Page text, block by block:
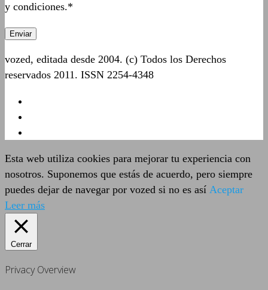
y condiciones.*
vozed, editada desde 2004. (c) Todos los Derechos
reservados 2011. ISSN 2254-4348
Esta web utiliza cookies para mejorar tu experiencia con
nosotros. Suponemos que estás de acuerdo, pero siempre
puedes dejar de navegar por vozed si no es así Aceptar
Leer más
Cerrar
Privacy Overview